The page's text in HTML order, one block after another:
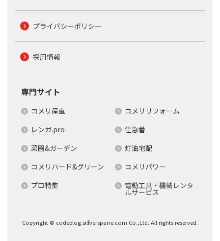
プライバシーポリシー
採用情報
専門サイト
コメリ産直
コメリリフォーム
レンガ.pro
住急番
菜園&ガーデン
灯油宅配
コメリハード&グリーン
コメリパワー
プロ特集
電動工具・機械レンタ
ルサービス
Copyright © codeblog.silfversparre.com Co.,Ltd. All rights reserved.